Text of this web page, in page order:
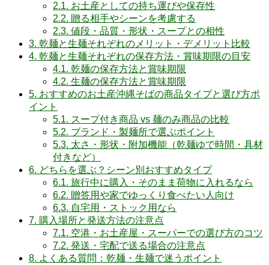
2.1. お土産としての持ち運びや保存性
2.2. 贈る相手やシーンを考慮する
2.3. 値段・品質・形状・スープとの相性
3. 乾麺と生麺それぞれのメリット・デメリット比較
4. 乾麺と生麺それぞれの保存方法・賞味期限の目安
4.1. 乾麺の保存方法と賞味期限
4.2. 生麺の保存方法と賞味期限
5. おすすめのお土産沖縄そばの商品タイプと選び方ポ
イント
5.1. スープ付き商品 vs 麺のみ商品の比較
5.2. ブランド・製麺所で選ぶポイント
5.3. 太さ・形状・附加機能（乾麺ゆで時間・具材
付きなど）
6. どちらを選ぶ？シーン別おすすめタイプ
6.1. 旅行中に購入・そのまま荷物に入れるなら
6.2. 贈答用や家でゆっくり食べたい人向け
6.3. 自宅用・ストック用なら
7. 購入場所と発送方法の注意点
7.1. 空港・お土産屋・スーパーでの選び方のコツ
7.2. 発送・宅配で送る場合の注意点
8. よくある質問：乾麺・生麺で迷うポイント